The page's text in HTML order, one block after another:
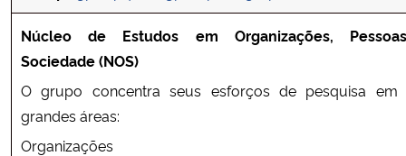
Núcleo de Estudos em Organizações,
Sociedade (NOS)
O grupo concentra seus esforços de pesquisa em
grandes áreas:
Organizações